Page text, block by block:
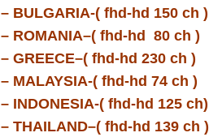
– BULGARIA-( fhd-hd 150 ch )
– ROMANIA–( fhd-hd 80 ch )
– GREECE–( fhd-hd 230 ch )
– MALAYSIA-( fhd-hd 74 ch )
– INDONESIA-( fhd-hd 125 ch)
– THAILAND–( fhd-hd 139 ch )